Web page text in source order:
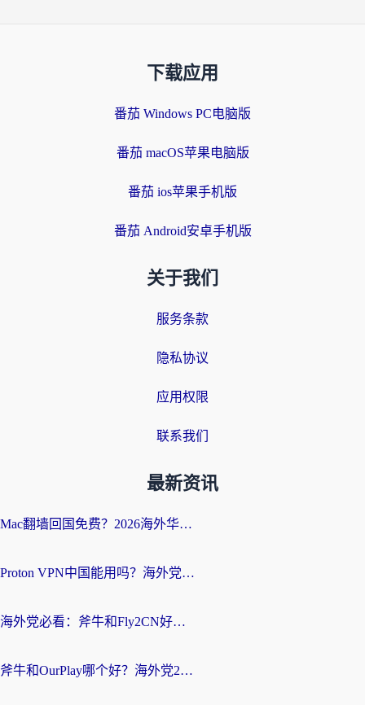
下载应用
番茄 Windows PC电脑版
番茄 macOS苹果电脑版
番茄 ios苹果手机版
番茄 Android安卓手机版
关于我们
服务条款
隐私协议
应用权限
联系我们
最新资讯
Mac翻墙回国免费？2026海外华人亲测：从CCTV5直播到国内APP，这样选加速器才靠谱
Proton VPN中国能用吗？海外党选回国加速器的避坑指南（附番茄加速器实测）
海外党必看：斧牛和Fly2CN好用吗？3招教你选对回国加速器（附免费试用攻略）
斧牛和OurPlay哪个好？海外党2026亲测：选对加速器，国内资源秒加载